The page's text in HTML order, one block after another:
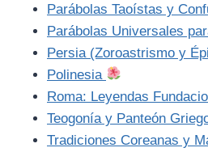
Parábolas Taoístas y
Parábolas Universales
Persia (Zoroastrismo y
Polinesia
Roma: Leyendas
Teogonía y Panteón
Tradiciones Coreanas y